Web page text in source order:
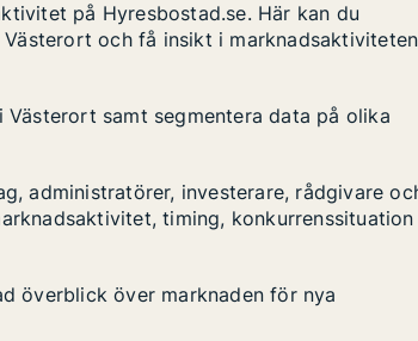
på Hyresbostad.se. Här kan du
och få insikt i marknadsaktiviteten
samt segmentera data på olika
administratörer, investerare, rådgivare
timing, konkurrenssituation
överblick över marknaden för nya